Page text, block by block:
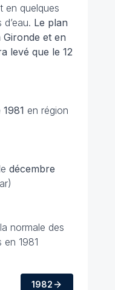
en quelques
Le plan
Gironde et en
levé que le 12
en région
décembre
normale des
1981
1982